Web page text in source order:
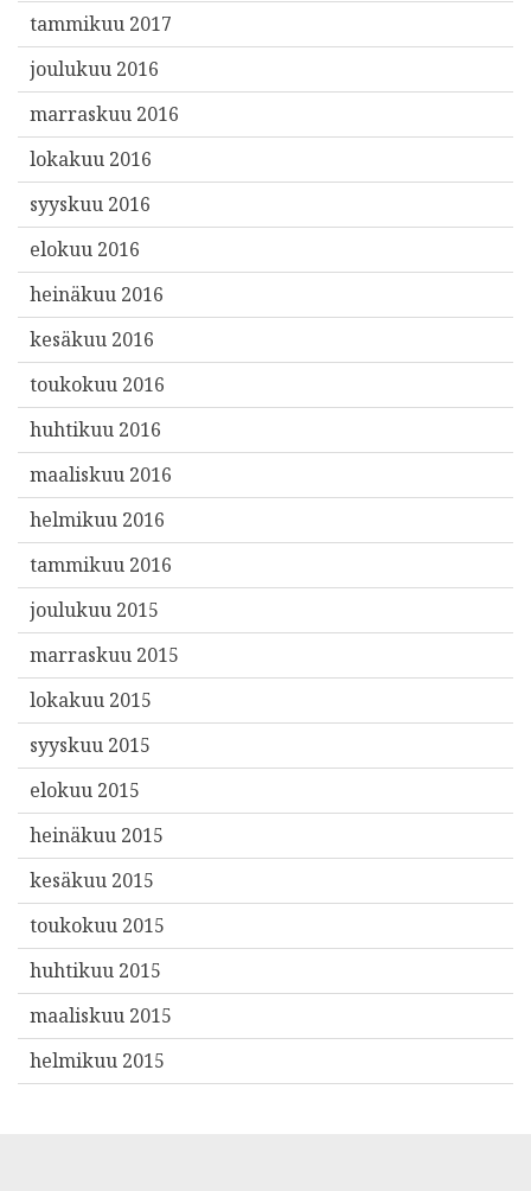
tammikuu 2017
joulukuu 2016
marraskuu 2016
lokakuu 2016
syyskuu 2016
elokuu 2016
heinäkuu 2016
kesäkuu 2016
toukokuu 2016
huhtikuu 2016
maaliskuu 2016
helmikuu 2016
tammikuu 2016
joulukuu 2015
marraskuu 2015
lokakuu 2015
syyskuu 2015
elokuu 2015
heinäkuu 2015
kesäkuu 2015
toukokuu 2015
huhtikuu 2015
maaliskuu 2015
helmikuu 2015